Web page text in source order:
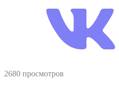
2680 просмотров